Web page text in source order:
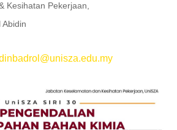
Kesihatan Pekerjaan,
Abidin